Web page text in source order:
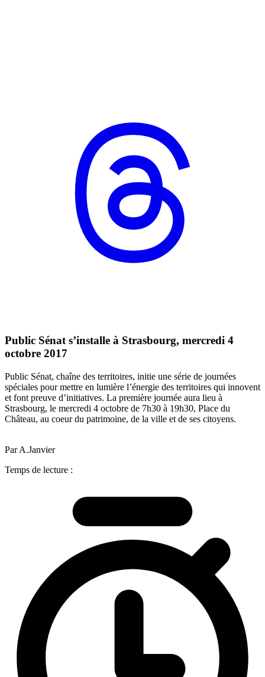
Public Sénat s’installe à Strasbourg, mercredi 4
octobre 2017
Public Sénat, chaîne des territoires, initie une série de journées
spéciales pour mettre en lumière l’énergie des territoires qui innovent
et font preuve d’initiatives. La première journée aura lieu à
Strasbourg, le mercredi 4 octobre de 7h30 à 19h30, Place du
Château, au coeur du patrimoine, de la ville et de ses citoyens.
Par A.Janvier
Temps de lecture :